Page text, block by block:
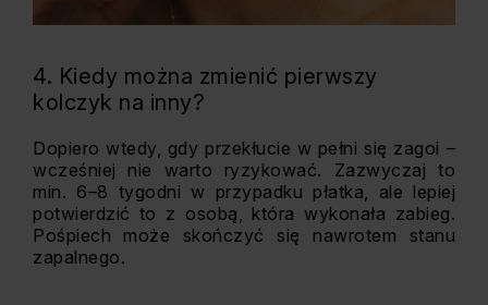
4. Kiedy można zmienić pierwszy
kolczyk na inny?
Dopiero wtedy, gdy przekłucie w pełni się zagoi –
wcześniej nie warto ryzykować. Zazwyczaj to
min. 6–8 tygodni w przypadku płatka, ale lepiej
potwierdzić to z osobą, która wykonała zabieg.
Pośpiech może skończyć się nawrotem stanu
zapalnego.